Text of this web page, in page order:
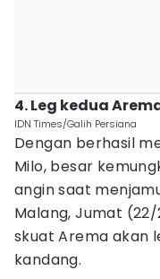
4. Leg kedua
IDN Times/Galih Persiana
Dengan berhasil
Milo, besar
angin saat
Malang, Jumat
skuat Arema akan
kandang.